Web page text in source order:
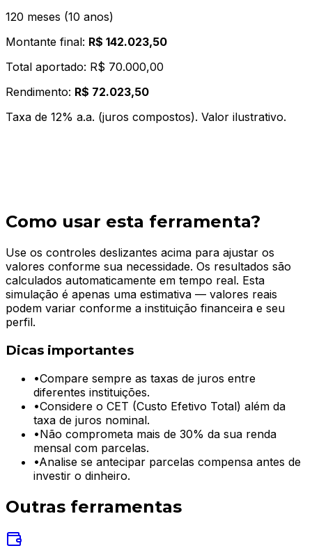
120 meses (10 anos)
Montante final: R$ 142.023,50
Total aportado: R$ 70.000,00
Rendimento: R$ 72.023,50
Taxa de 12% a.a. (juros compostos). Valor ilustrativo.
Como usar esta ferramenta?
Use os controles deslizantes acima para ajustar os
valores conforme sua necessidade. Os resultados são
calculados automaticamente em tempo real. Esta
simulação é apenas uma estimativa — valores reais
podem variar conforme a instituição financeira e seu
perfil.
Dicas importantes
•Compare sempre as taxas de juros entre
diferentes instituições.
•Considere o CET (Custo Efetivo Total) além da
taxa de juros nominal.
•Não comprometa mais de 30% da sua renda
mensal com parcelas.
•Analise se antecipar parcelas compensa antes de
investir o dinheiro.
Outras ferramentas